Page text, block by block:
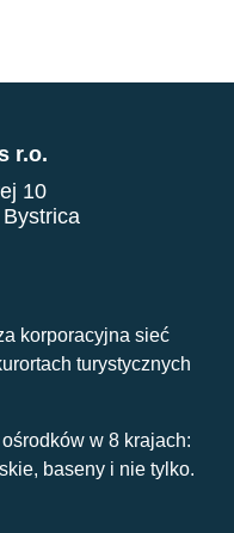
r.o.
10
korporacyjna sieć
turystycznych
w 8 krajach:
baseny i nie tylko.